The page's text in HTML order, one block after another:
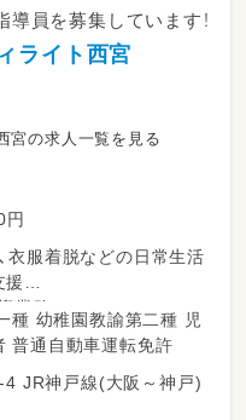
員を募集しています！
ライト西宮
宮の求人一覧を見る
円
衣服着脱などの日常生活
援
業務
援（適切な対人コミュニ
実施、余暇活動の充実な
童発達支援管理責任者 普通自動車運転免許
戸)